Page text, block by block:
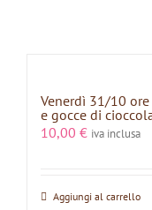
Venerdì 31/10
e gocce di
10,00 € iva inclusa
Aggiungi al carrello